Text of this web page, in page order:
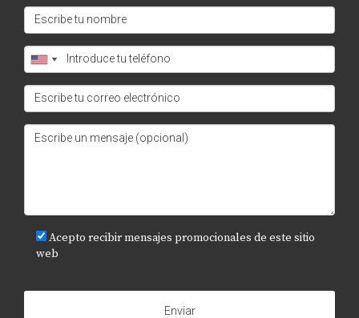
Acepto recibir mensajes promocionales de este sitio
web
Enviar